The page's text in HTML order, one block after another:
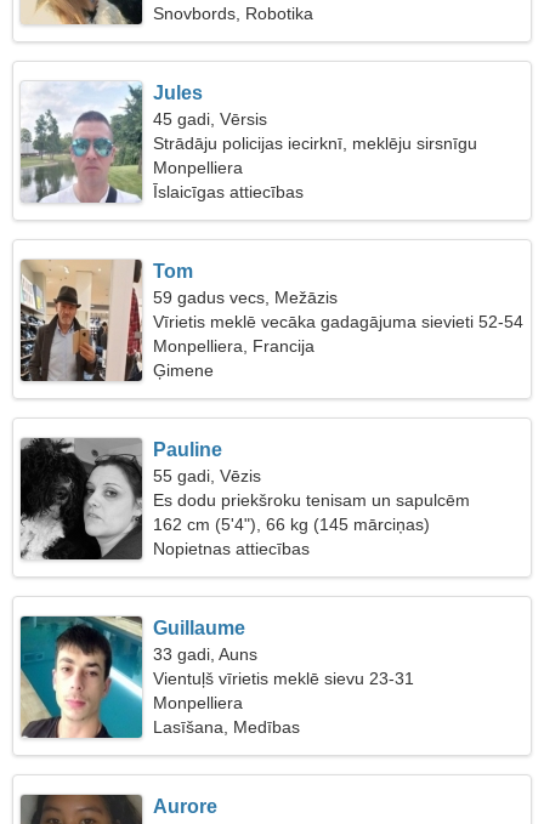
Snovbords, Robotika
Jules
45 gadi, Vērsis
Strādāju policijas iecirknī, meklēju sirsnīgu
sievieti
Monpelliera
Īslaicīgas attiecības
Tom
59 gadus vecs, Mežāzis
Vīrietis meklē vecāka gadagājuma sievieti 52-54
Monpelliera, Francija
Ģimene
Pauline
55 gadi, Vēzis
Es dodu priekšroku tenisam un sapulcēm
162 cm (5'4"), 66 kg (145 mārciņas)
Nopietnas attiecības
Guillaume
33 gadi, Auns
Vientuļš vīrietis meklē sievu 23-31
Monpelliera
Lasīšana, Medības
Aurore